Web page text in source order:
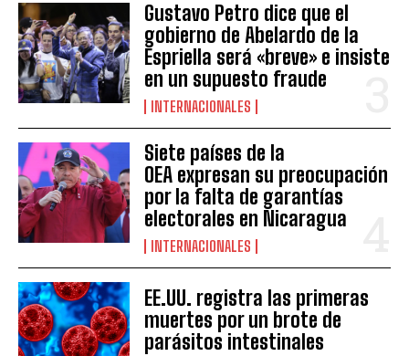
Gustavo Petro dice que el
gobierno de Abelardo de la
Espriella será «breve» e insiste
en un supuesto fraude
INTERNACIONALES
Siete países de la
OEA expresan su preocupación
por la falta de garantías
electorales en Nicaragua
INTERNACIONALES
EE.UU. registra las primeras
muertes por un brote de
parásitos intestinales